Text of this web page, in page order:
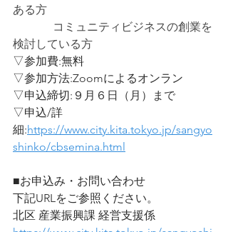
ある方
コミュニティビジネスの創業を
検討している方
▽参加費:無料
▽参加方法:Zoomによるオンラン
▽申込締切:９ 月６日（月）まで
▽申込/詳
細:https://www.city.kita.tokyo.jp/sangyo
shinko/cbsemina.html
■お申込み・お問い合わせ
下記URLをご参照ください。
北区 産業振興課 経営支援係